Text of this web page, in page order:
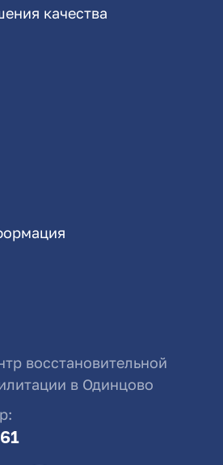
качества
восстановительной
в Одинцово